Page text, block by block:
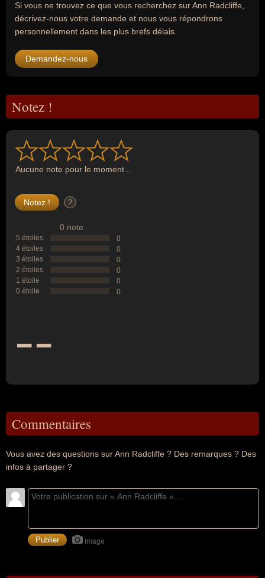
Si vous ne trouvez ce que vous recherchez sur Ann Radcliffe,
décrivez-nous votre demande et nous vous répondrons
personnellement dans les plus brefs délais.
Demandez-nous
Notez !
Aucune note pour le moment...
?
0 note
5 étoiles
0
4 étoiles
0
3 étoiles
0
2 étoiles
0
1 étoile
0
0 étoile
0
--
Commentaires
Vous avez des questions sur Ann Radcliffe ? Des remarques ? Des
infos à partager ?
Image